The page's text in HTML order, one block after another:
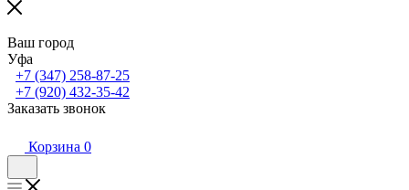
Ваш город
Уфа
+7 (347) 258-87-25
+7 (920) 432-35-42
Заказать звонок
Корзина 0